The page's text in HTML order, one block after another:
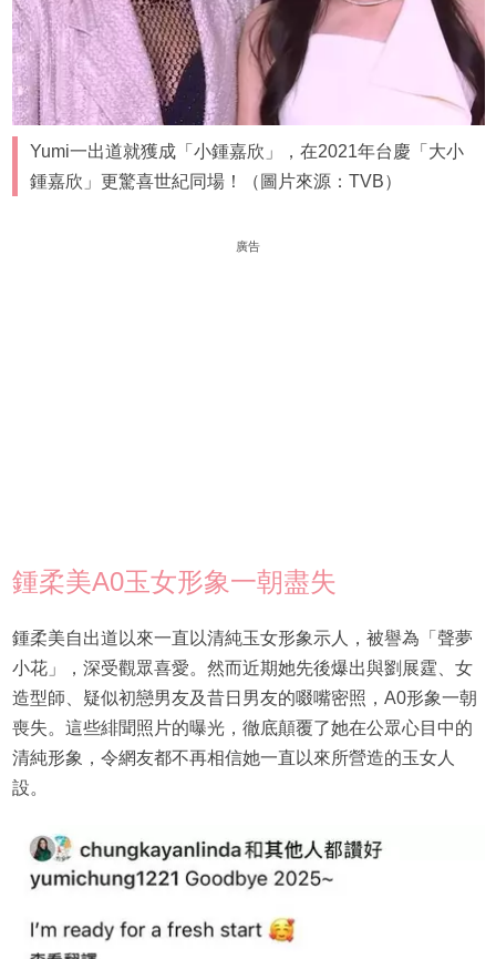
Yumi一出道就獲成「小鍾嘉欣」，在2021年台慶「大小
鍾嘉欣」更驚喜世紀同場！（圖片來源：TVB）
廣告
鍾柔美A0玉女形象一朝盡失
鍾柔美自出道以來一直以清純玉女形象示人，被譽為「聲夢
小花」，深受觀眾喜愛。然而近期她先後爆出與劉展霆、女
造型師、疑似初戀男友及昔日男友的啜嘴密照，A0形象一朝
喪失。這些緋聞照片的曝光，徹底顛覆了她在公眾心目中的
清純形象，令網友都不再相信她一直以來所營造的玉女人
設。